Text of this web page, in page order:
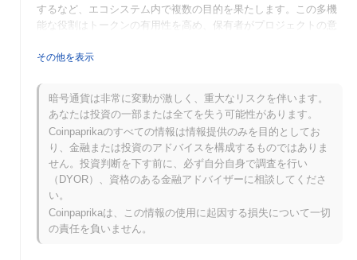
するなど、エコシステム内で複数の目的を果たします。この多機
能な役割はトークンの有用性を高め、保有者がプロジェクトの意
す。 Saad Boiは、デジタル資産の周りに活気あるコミュニティを
的要素を統合しています。このアプローチは、分散型金融やコミ
ュニティ主導のプロジェクトの進化する風景において重要なプレ
ーヤーとしての地位を確立し、社会的相互作用と暗号通貨のギャ
ップを埋めることを目指しています。
Saad Boiはいつ、どのように始まりましたか？
た際に始まり、プロジェクトのビジョンと技術的枠組みを概説し
ました。プロジェクトは2022年6月にテストネットを立ち上げ、
開発者や初期採用者がその機能を試すことができるようにしまし
その他を表示
暗号通貨は非常に変動が激しく、重大なリスクを伴います。
あなたは投資の一部または全てを失う可能性があります。
Coinpaprikaのすべての情報は情報提供のみを目的としてお
り、金融または投資のアドバイスを構成するものではありま
せん。投資判断を下す前に、必ず自分自身で調査を行い
（DYOR）、資格のある金融アドバイザーに相談してくださ
い。
Coinpaprikaは、この情報の使用に起因する損失について一切
の責任を負いません。